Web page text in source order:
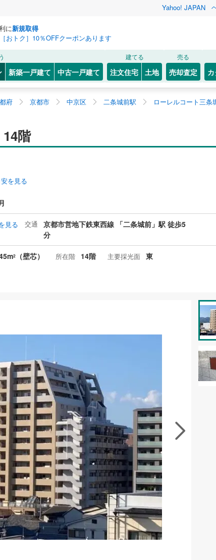
Yahoo! JAPAN
に新規取得
［おトク］10％OFFクーポンあります
新築一戸建て 中古一戸建て
建てる
注文住宅 土地
売る
売却査定
府 京都市 中京区 二条城前駅
ローレルコート三条
階
を見る
見る 交通
京都市営地下鉄東西線 「二条城前」駅 徒歩5
分
2 （壁芯） 所在階 14階 主要採光面 東
をもらう 無料
似た物件を見る
入りに追加する